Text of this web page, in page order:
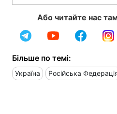
Або читайте нас
Більше по темі:
Україна Російська